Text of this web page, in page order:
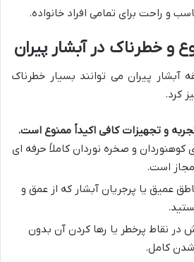
و راحت برای تمامی افراد خانواده.
و خطرناک در آبشار پیران
آبشار پیران می توانند بسیار خطرناک
کرد.
و تجهیزات کافی اکیداً ممنوع است.
کوهنوردان و صخره نوردان کاملاً حرفه ای
است.
عمیق یا پرجریان آبشار که از عمق و
نقاط پرخطر یا رها کردن آن بدون
کامل.